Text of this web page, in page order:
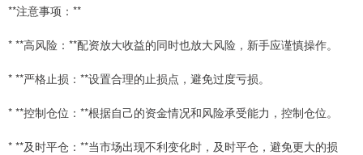
**注意事项：**
* **高风险：**配资放大收益的同时也放大风险，新手应谨慎操作。
* **严格止损：**设置合理的止损点，避免过度亏损。
* **控制仓位：**根据自己的资金情况和风险承受能力，控制仓位。
* **及时平仓：**当市场出现不利变化时，及时平仓，避免更大的损